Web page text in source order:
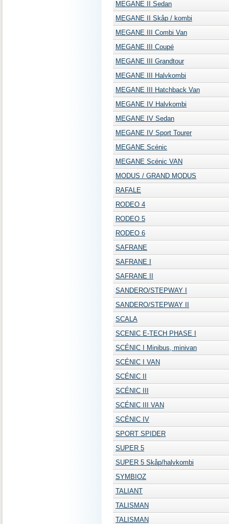
MEGANE II Sedan
MEGANE II Skåp / kombi
MEGANE III Combi Van
MEGANE III Coupé
MEGANE III Grandtour
MEGANE III Halvkombi
MEGANE III Hatchback Van
MEGANE IV Halvkombi
MEGANE IV Sedan
MEGANE IV Sport Tourer
MEGANE Scénic
MEGANE Scénic VAN
MODUS / GRAND MODUS
RAFALE
RODEO 4
RODEO 5
RODEO 6
SAFRANE
SAFRANE I
SAFRANE II
SANDERO/STEPWAY I
SANDERO/STEPWAY II
SCALA
SCENIC E-TECH PHASE I
SCÉNIC I Minibus, minivan
SCÉNIC I VAN
SCÉNIC II
SCÉNIC III
SCÉNIC III VAN
SCÉNIC IV
SPORT SPIDER
SUPER 5
SUPER 5 Skåp/halvkombi
SYMBIOZ
TALIANT
TALISMAN
TALISMAN